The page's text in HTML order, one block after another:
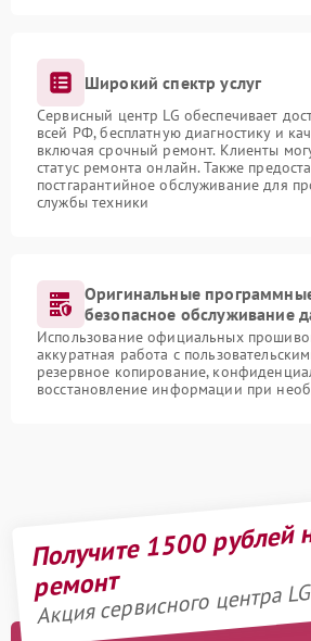
Широкий спектр услуг
Сервисный центр LG обеспечивает
всей РФ, бесплатную диагностику и
включая срочный ремонт. Клиенты
статус ремонта онлайн. Также
постгарантийное обслуживание для
службы техники
Оригинальные
безопасное обслуживание
Использование официальных
аккуратная работа с
резервное копирование,
восстановление информации при
Получите 1500 рублей
ремонт
Акция сервисного центра LG